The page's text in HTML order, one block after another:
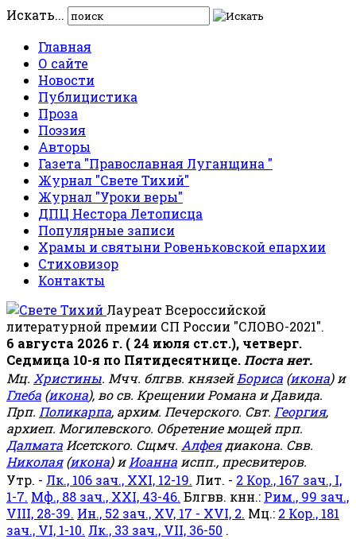
Искать...
Главная
О сайте
Новости
Публицистика
Проза
Поэзия
Авторы
Газета "Православная Луганщина "
Журнал "Свете Тихий"
Журнал "Уроки веры"
ДПЦ Нестора Летописца
Популярные записи
Храмы и святыни Ровеньковской епархии
Стиховизор
Контакты
Лауреат Всероссийской
литературной премии СП России "СЛОВО-2021".
6 августа 2026 г. ( 24 июля ст.ст.), четверг.
Седмица 10-я по Пятидесятнице. Поста нет.
Мц. Христины. Мчч. блгвв. князейБориса (икона) и
Глеба (икона), во св. Крещении Романа и Давида.
Прп. Поликарпа, архим. Печерского. Свт. Георгия,
архиеп. Могилевского. Обретение мощей прп.
Далмата Исетского. Сщмч. Алфеядиакона. Свв.
Николая(икона) иИоанна испп., пресвитеров.
Утр. - Лк., 106 зач., XXI, 12-19. Лит. - 2 Кор., 167 зач., I,
1-7. Мф., 88 зач., XXI, 43-46. Блгвв. кнн.: Рим., 99 зач.,
VIII, 28-39. Ин., 52 зач., XV, 17 - XVI, 2. Мц.: 2 Кор., 181
зач., VI, 1-10. Лк., 33 зач., VII, 36-50 .